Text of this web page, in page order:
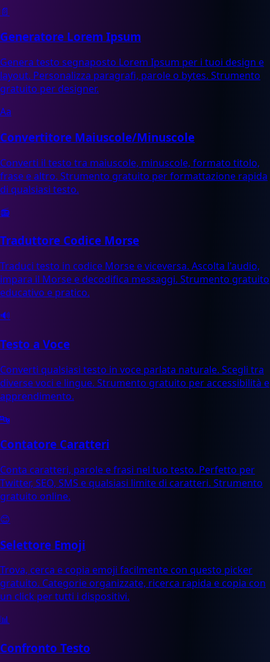
📄
Generatore Lorem Ipsum
Genera testo segnaposto Lorem Ipsum per i tuoi design e
layout. Personalizza paragrafi, parole o bytes. Strumento
gratuito per designer.
Aa
Convertitore Maiuscole/Minuscole
Converti il testo tra maiuscole, minuscole, formato titolo,
frase e altro. Strumento gratuito per formattazione rapida
di qualsiasi testo.
📻
Traduttore Codice Morse
Traduci testo in codice Morse e viceversa. Ascolta l'audio,
impara il Morse e decodifica messaggi. Strumento gratuito
educativo e pratico.
🔊
Testo a Voce
Converti qualsiasi testo in voce parlata naturale. Scegli tra
diverse voci e lingue. Strumento gratuito per accessibilità e
apprendimento.
🔤
Contatore Caratteri
Conta caratteri, parole e frasi nel tuo testo. Perfetto per
Twitter, SEO, SMS e qualsiasi limite di caratteri. Strumento
gratuito online.
😊
Selettore Emoji
Trova, cerca e copia emoji facilmente con questo picker
gratuito. Categorie organizzate, ricerca rapida e copia con
un click per tutti i dispositivi.
📊
Confronto Testo